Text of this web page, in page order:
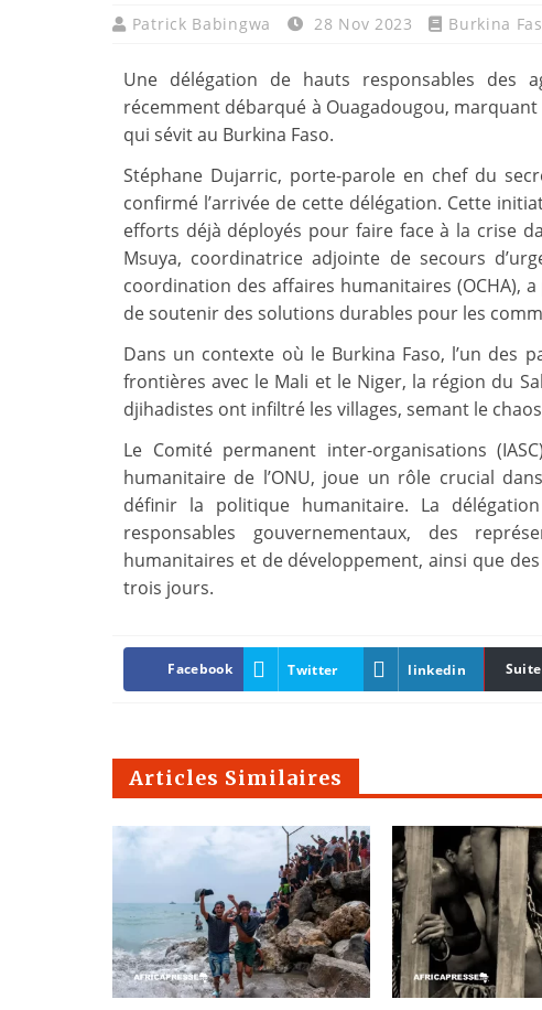
Patrick Babingwa 28 Nov 2023 Burkina
Une délégation de hauts responsables des
récemment débarqué à Ouagadougou,
qui sévit au Burkina Faso.
Stéphane Dujarric, porte-parole en chef du
confirmé l’arrivée de cette délégation. Cette
efforts déjà déployés pour faire face à la crise
Msuya, coordinatrice adjointe de secours
coordination des affaires humanitaires (OCHA),
de soutenir des solutions durables pour les
Dans un contexte où le Burkina Faso, l’un des
frontières avec le Mali et le Niger, la région du
djihadistes ont infiltré les villages, semant le
Le Comité permanent inter-organisations
humanitaire de l’ONU, joue un rôle crucial
définir la politique humanitaire. La
responsables gouvernementaux, des
humanitaires et de développement, ainsi que
trois jours.
Facebook Twitter linkedin Suite
Articles Similaires